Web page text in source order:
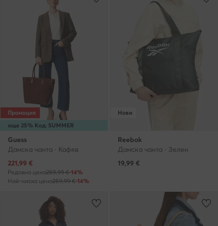
още 25% Код: SUMMER
Промоция
Guess
Дамска чанта · Кафяв
Актуална цена
221,99 €
Редовна цена259,99 €-14%
Най-ниска цена259,99 €-14%
Нови
Reebok
Дамска чанта · Зелен
19,99 €